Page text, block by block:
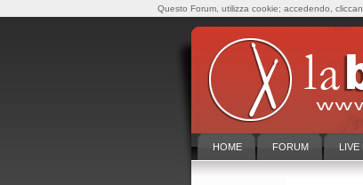
HOME FORUM LIVE
Questo Forum, utilizza cookie; accedendo,